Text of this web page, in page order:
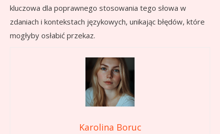
kluczowa dla poprawnego stosowania tego słowa w
zdaniach i kontekstach językowych, unikając błędów, które
mogłyby osłabić przekaz.
Karolina Boruc